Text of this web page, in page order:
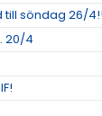
till söndag 26/4!!
20/4